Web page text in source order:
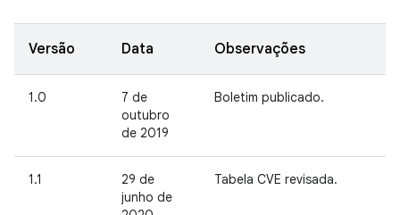
Versão Data Observações
1.0
7 de
outubro
de 2019
Boletim publicado.
1.1
29 de
junho de
Tabela CVE revisada.